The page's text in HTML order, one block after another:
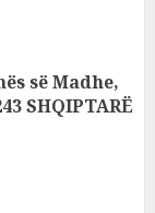
së Madhe,
SHQIPTARË